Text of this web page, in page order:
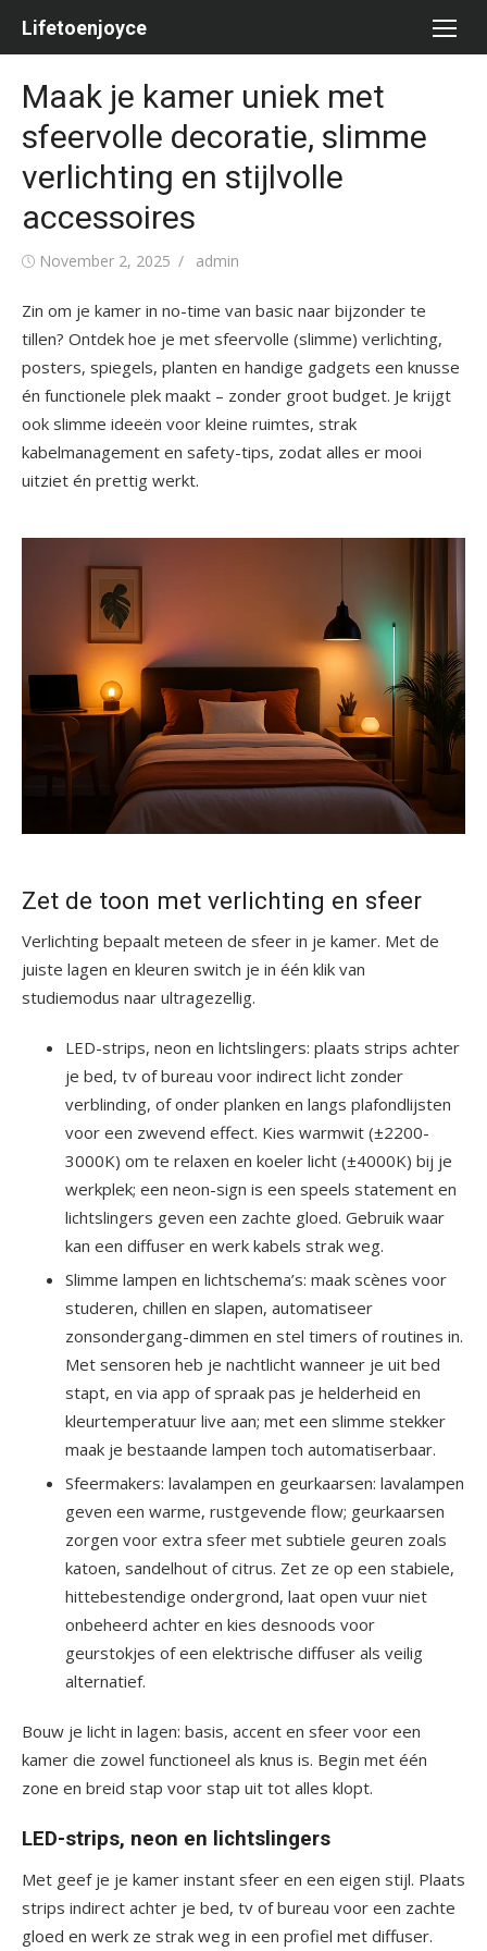
Lifetoenjoyce
Maak je kamer uniek met
sfeervolle decoratie, slimme
verlichting en stijlvolle
accessoires
Posted
November 2, 2025 Author
admin
Zin om je kamer in no-time van basic naar bijzonder te
tillen? Ontdek hoe je met sfeervolle (slimme) verlichting,
posters, spiegels, planten en handige gadgets een knusse
én functionele plek maakt – zonder groot budget. Je krijgt
ook slimme ideeën voor kleine ruimtes, strak
kabelmanagement en safety-tips, zodat alles er mooi
uitziet én prettig werkt.
Zet de toon met verlichting en sfeer
Verlichting bepaalt meteen de sfeer in je kamer. Met de
juiste lagen en kleuren switch je in één klik van
studiemodus naar ultragezellig.
LED-strips, neon en lichtslingers: plaats strips achter
je bed, tv of bureau voor indirect licht zonder
verblinding, of onder planken en langs plafondlijsten
voor een zwevend effect. Kies warmwit (±2200-
3000K) om te relaxen en koeler licht (±4000K) bij je
werkplek; een neon-sign is een speels statement en
lichtslingers geven een zachte gloed. Gebruik waar
kan een diffuser en werk kabels strak weg.
Slimme lampen en lichtschema’s: maak scènes voor
studeren, chillen en slapen, automatiseer
zonsondergang-dimmen en stel timers of routines in.
Met sensoren heb je nachtlicht wanneer je uit bed
stapt, en via app of spraak pas je helderheid en
kleurtemperatuur live aan; met een slimme stekker
maak je bestaande lampen toch automatiserbaar.
Sfeermakers: lavalampen en geurkaarsen: lavalampen
geven een warme, rustgevende flow; geurkaarsen
zorgen voor extra sfeer met subtiele geuren zoals
katoen, sandelhout of citrus. Zet ze op een stabiele,
hittebestendige ondergrond, laat open vuur niet
onbeheerd achter en kies desnoods voor
geurstokjes of een elektrische diffuser als veilig
alternatief.
Bouw je licht in lagen: basis, accent en sfeer voor een
kamer die zowel functioneel als knus is. Begin met één
zone en breid stap voor stap uit tot alles klopt.
LED-strips, neon en lichtslingers
Met geef je je kamer instant sfeer en een eigen stijl. Plaats
strips indirect achter je bed, tv of bureau voor een zachte
gloed en werk ze strak weg in een profiel met diffuser.